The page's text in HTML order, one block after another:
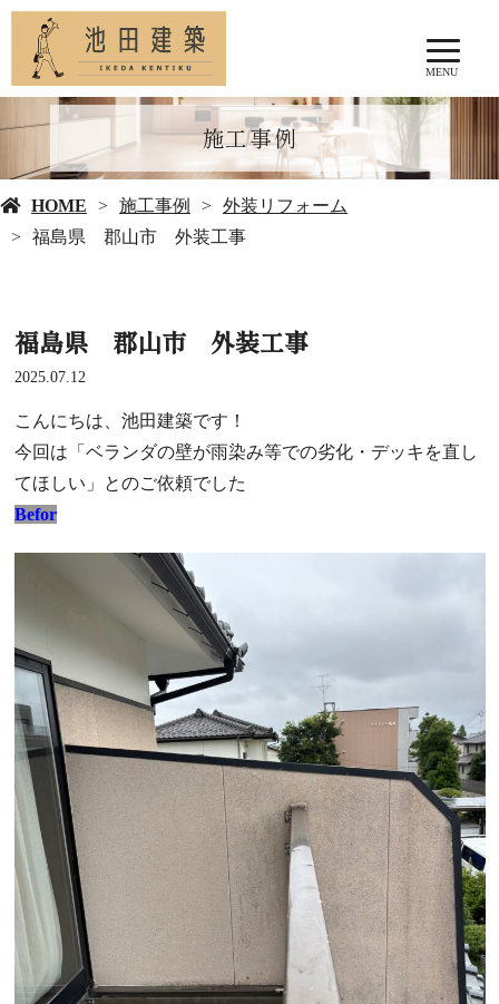
MENU
施工事例
HOME 施工事例
外装リフォーム
福島県 郡山市 外装工事
福島県 郡山市 外装工事
2025.07.12
こんにちは、池田建築です！
今回は「ベランダの壁が雨染み等での劣化・デッキを直し
てほしい」とのご依頼でした
Befor